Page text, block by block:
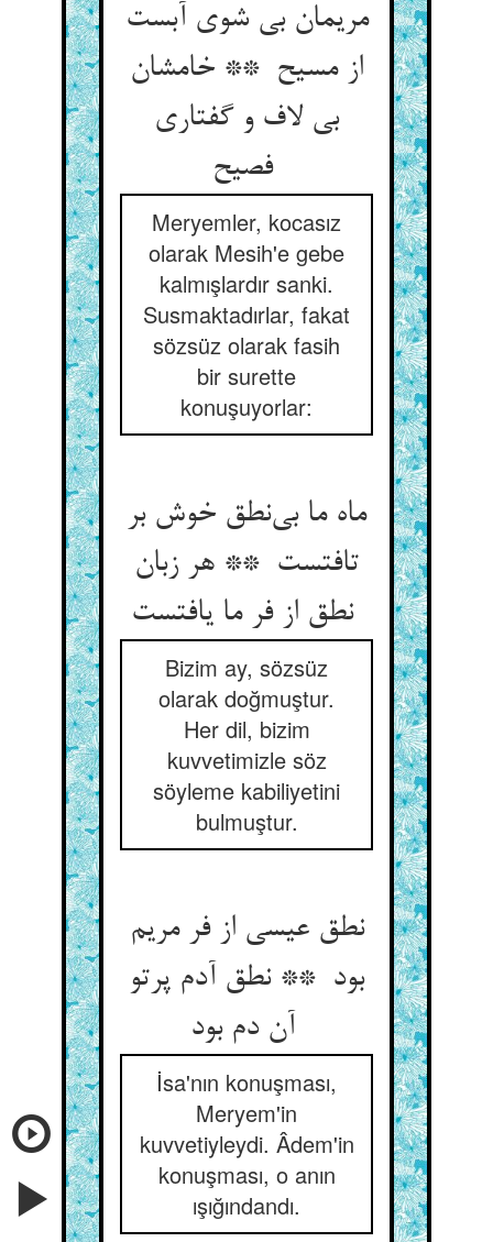
مریمان بی شوی آبست
از مسیح ** خامشان
بی لاف و گفتاری
فصیح
Meryemler, kocasız
olarak Mesih'e gebe
kalmışlardır sanki.
Susmaktadırlar, fakat
sözsüz olarak fasih
bir surette
konuşuyorlar:
ماه ما بی‌نطق خوش بر
تافتست ** هر زبان
نطق از فر ما یافتست
Bizim ay, sözsüz
olarak doğmuştur.
Her dil, bizim
kuvvetimizle söz
söyleme kabiliyetini
bulmuştur.
نطق عیسی از فر مریم
بود ** نطق آدم پرتو
İsa'nın konuşması,
Meryem'in
kuvvetiyleydi. Âdem'in
konuşması, o anın
ışığındandı.